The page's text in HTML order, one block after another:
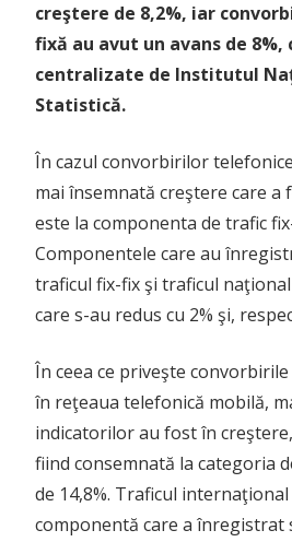
creştere de 8,2%, iar
fixă au avut un avans de
centralizate de Institutul
Statistică.
În cazul convorbirilor
mai însemnată creştere care
este la componenta de trafic
Componentele care au
traficul fix-fix şi traficul
care s-au redus cu 2% şi,
În ceea ce priveşte
în reţeaua telefonică mobilă,
indicatorilor au fost în
fiind consemnată la categoria
de 14,8%. Traficul
componentă care a înregistrat